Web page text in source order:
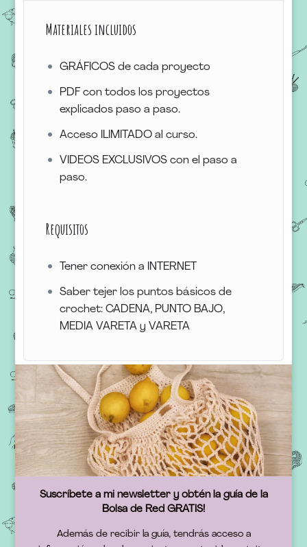
Materiales incluidos
GRÁFICOS de cada proyecto
PDF con todos los proyectos
explicados paso a paso.
Acceso ILIMITADO al curso.
VIDEOS EXCLUSIVOS con el paso a
paso.
Requisitos
Tener conexión a INTERNET
Saber tejer los puntos básicos de
crochet: CADENA, PUNTO BAJO,
MEDIA VARETA y VARETA
Suscríbete a mi newsletter y obtén la guía de la
Bolsa de Red GRATIS!
Además de recibir la guía, tendrás acceso a